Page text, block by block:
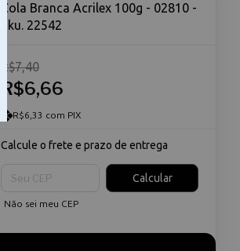
Cola Branca Acrilex 100g - 02810 -
Sku. 22542
R$6,66
R$7,40
R$6,33 com PIX
Calcule o frete e prazo de entrega
Calcular
Não sei meu CEP